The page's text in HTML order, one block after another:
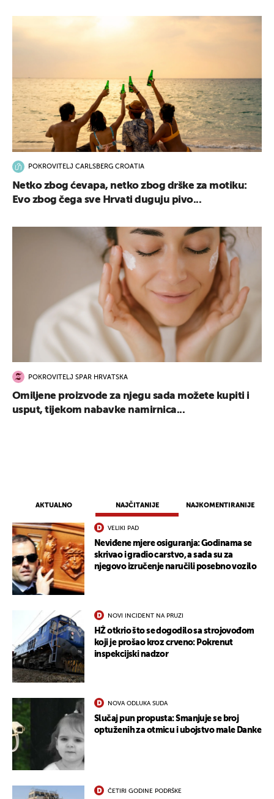
AKTUALNO NAJČITANIJE NAJKOMENTIRANIJE
VELIKI PAD
Neviđene mjere osiguranja: Godinama se
skrivao i gradio carstvo, a sada su za
njegovo izručenje naručili posebno vozilo
NOVI INCIDENT NA PRUZI
HŽ otkrio što se dogodilo sa strojovođom
koji je prošao kroz crveno: Pokrenut
inspekcijski nadzor
NOVA ODLUKA SUDA
Slučaj pun propusta: Smanjuje se broj
optuženih za otmicu i ubojstvo male Danke
ČETIRI GODINE PODRŠKE
POKROVITELJ CARLSBERG CROATIA
Netko zbog ćevapa, netko zbog drške za motiku:
Evo zbog čega sve Hrvati duguju pivo...
POKROVITELJ SPAR HRVATSKA
Omiljene proizvode za njegu sada možete kupiti i
usput, tijekom nabavke namirnica...